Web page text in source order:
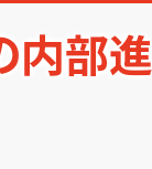
内部